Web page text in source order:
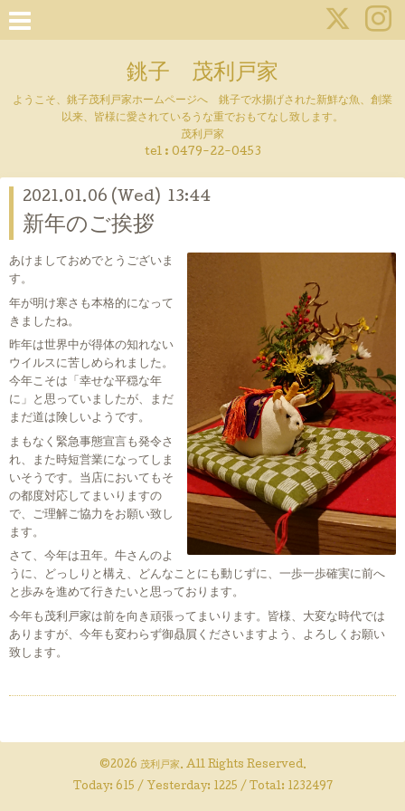
銚子 茂利戸家
ようこそ、銚子茂利戸家ホームページへ 銚子で水揚げされた新鮮な魚、創業
以来、皆様に愛されているうな重でおもてなし致します。
茂利戸家
tel : 0479-22-0453
2021.01.06 (Wed) 13:44
新年のご挨拶
あけましておめでとうございま
す。
年が明け寒さも本格的になって
きましたね。
昨年は世界中が得体の知れない
ウイルスに苦しめられました。
今年こそは「幸せな平穏な年
に」と思っていましたが、まだ
まだ道は険しいようです。
まもなく緊急事態宣言も発令さ
れ、また時短営業になってしま
いそうです。当店においてもそ
の都度対応してまいりますの
で、ご理解ご協力をお願い致し
ます。
さて、今年は丑年。牛さんのよ
うに、どっしりと構え、どんなことにも動じずに、一歩一歩確実に前へ
と歩みを進めて行きたいと思っております。
今年も茂利戸家は前を向き頑張ってまいります。皆様、大変な時代では
ありますが、今年も変わらず御贔屓くださいますよう、よろしくお願い
致します。
©2026 茂利戸家. All Rights Reserved.
Today: 615 / Yesterday: 1225 / Total: 1232497